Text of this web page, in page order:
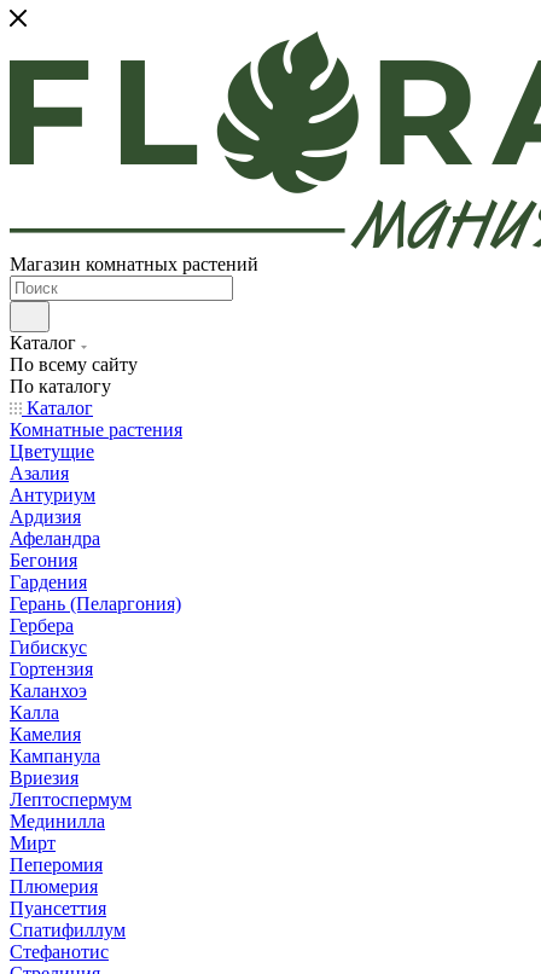
Магазин комнатных растений
Каталог
По всему сайту
По каталогу
Каталог
Комнатные растения
Цветущие
Азалия
Антуриум
Ардизия
Афеландра
Бегония
Гардения
Герань (Пеларгония)
Гербера
Гибискус
Гортензия
Каланхоэ
Калла
Камелия
Кампанула
Вриезия
Лептоспермум
Мединилла
Мирт
Пеперомия
Плюмерия
Пуансеттия
Спатифиллум
Стефанотис